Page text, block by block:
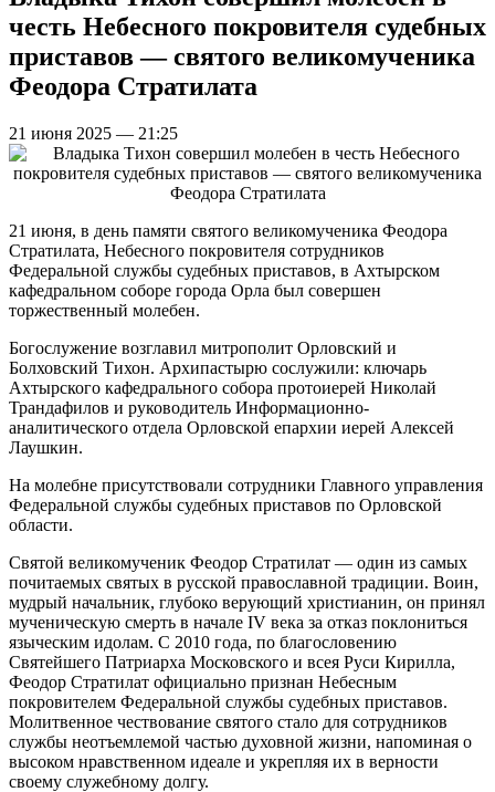
честь Небесного покровителя судебных
приставов — святого великомученика
Феодора Стратилата
21 июня 2025 — 21:25
21 июня, в день памяти святого великомученика Феодора
Стратилата, Небесного покровителя сотрудников
Федеральной службы судебных приставов, в Ахтырском
кафедральном соборе города Орла был совершен
торжественный молебен.
Богослужение возглавил митрополит Орловский и
Болховский Тихон. Архипастырю сослужили: ключарь
Ахтырского кафедрального собора протоиерей Николай
Трандафилов и руководитель Информационно-
аналитического отдела Орловской епархии иерей Алексей
Лаушкин.
На молебне присутствовали сотрудники Главного управления
Федеральной службы судебных приставов по Орловской
области.
Святой великомученик Феодор Стратилат — один из самых
почитаемых святых в русской православной традиции. Воин,
мудрый начальник, глубоко верующий христианин, он принял
мученическую смерть в начале IV века за отказ поклониться
языческим идолам. С 2010 года, по благословению
Святейшего Патриарха Московского и всея Руси Кирилла,
Феодор Стратилат официально признан Небесным
покровителем Федеральной службы судебных приставов.
Молитвенное чествование святого стало для сотрудников
службы неотъемлемой частью духовной жизни, напоминая о
высоком нравственном идеале и укрепляя их в верности
своему служебному долгу.